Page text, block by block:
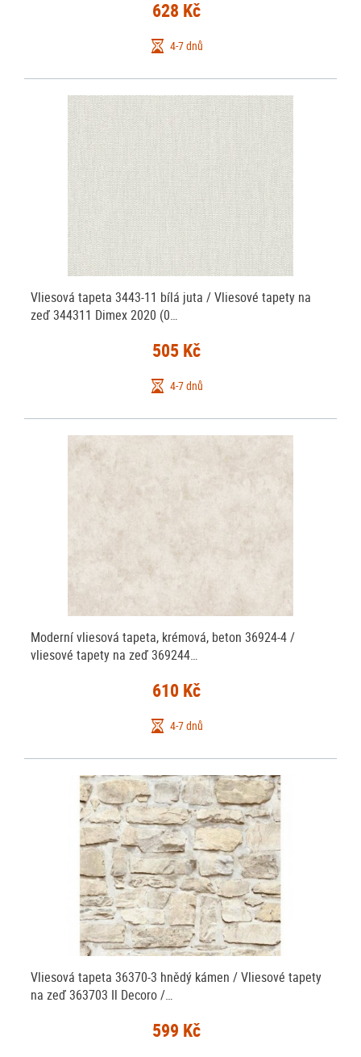
628 Kč
4-7 dnů
Vliesová tapeta 3443-11 bílá juta / Vliesové tapety na
zeď 344311 Dimex 2020 (0…
505 Kč
4-7 dnů
Moderní vliesová tapeta, krémová, beton 36924-4 /
vliesové tapety na zeď 369244…
610 Kč
4-7 dnů
Vliesová tapeta 36370-3 hnědý kámen / Vliesové tapety
na zeď 363703 Il Decoro /…
599 Kč